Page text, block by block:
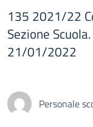
135 2021/22
Sezione
21/01/2022
Personale